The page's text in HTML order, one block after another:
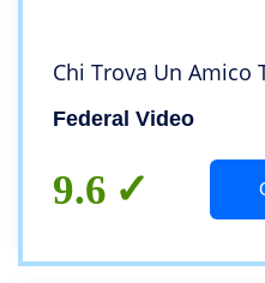
Chi Trova Un Amico
Federal Video
9.6